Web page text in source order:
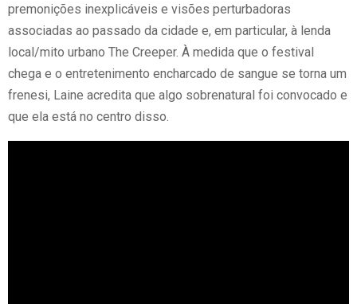
premonições inexplicáveis e visões perturbadoras
associadas ao passado da cidade e, em particular, à lenda
local/mito urbano The Creeper. À medida que o festival
chega e o entretenimento encharcado de sangue se torna um
frenesi, Laine acredita que algo sobrenatural foi convocado e
que ela está no centro disso.